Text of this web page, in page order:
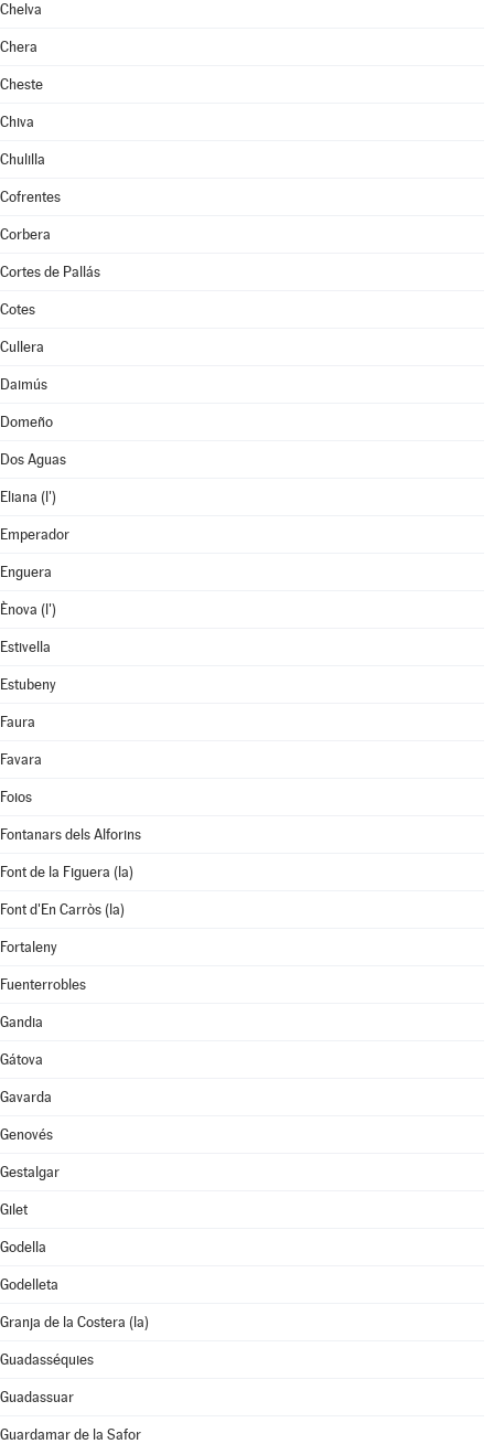
Chelva
Chera
Cheste
Chiva
Chulilla
Cofrentes
Corbera
Cortes de Pallás
Cotes
Cullera
Daimús
Domeño
Dos Aguas
Eliana (l')
Emperador
Enguera
Ènova (l')
Estivella
Estubeny
Faura
Favara
Foios
Fontanars dels Alforins
Font de la Figuera (la)
Font d'En Carròs (la)
Fortaleny
Fuenterrobles
Gandia
Gátova
Gavarda
Genovés
Gestalgar
Gilet
Godella
Godelleta
Granja de la Costera (la)
Guadasséquies
Guadassuar
Guardamar de la Safor